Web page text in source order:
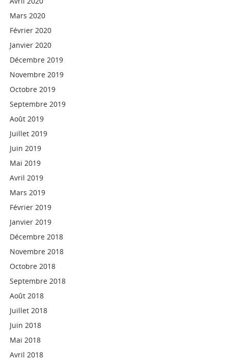
Mars 2020
Février 2020
Janvier 2020
Décembre 2019
Novembre 2019
Octobre 2019
Septembre 2019
Août 2019
Juillet 2019
Juin 2019
Mai 2019
Avril 2019
Mars 2019
Février 2019
Janvier 2019
Décembre 2018
Novembre 2018
Octobre 2018
Septembre 2018
Août 2018
Juillet 2018
Juin 2018
Mai 2018
Avril 2018